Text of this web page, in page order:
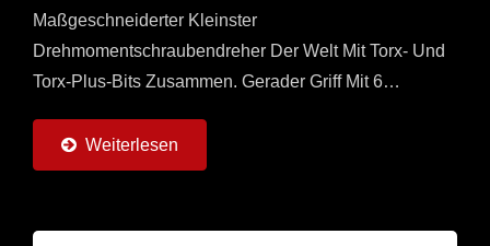
Maßgeschneiderter Kleinster
Drehmomentschraubendreher Der Welt Mit Torx- Und
Torx-Plus-Bits Zusammen. Gerader Griff Mit 6
Torx Plus-Bits. Es Handelt Sich...
Weiterlesen